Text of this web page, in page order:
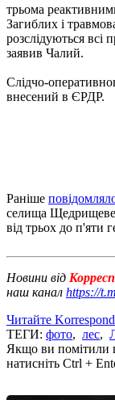
трьома
Загиблих і
розслідуються
заявив Чалий.
Слідчо-
внесений в ЄРДР.
Раніше
селища
від трьох до п'яти
Новини від
наш канал https://
Читайте
ТЕГИ: фото, лес,
Якщо ви помітили
натисніть Ctrl +